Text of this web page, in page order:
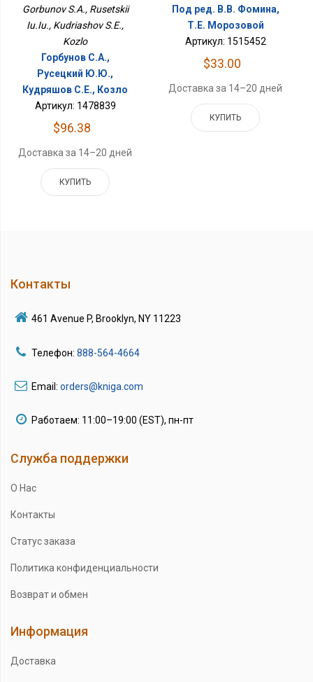
Gorbunov S.A., Rusetskii
Iu.Iu., Kudriashov S.E.,
Kozlo
Горбунов С.А.,
Русецкий Ю.Ю.,
Кудряшов С.Е., Козло
Артикул: 1478839
$96.38
Доставка за 14–20 дней
КУПИТЬ
Под ред. В.В. Фомина,
Т.Е. Морозовой
Артикул: 1515452
$33.00
Доставка за 14–20 дней
КУПИТЬ
Контакты
461 Avenue P, Brooklyn, NY 11223
Телефон: 888-564-4664
Email: orders@kniga.com
Работаем: 11:00–19:00 (EST), пн-пт
Служба поддержки
О Нас
Контакты
Статус заказа
Политика конфиденциальности
Возврат и обмен
Информация
Доставка